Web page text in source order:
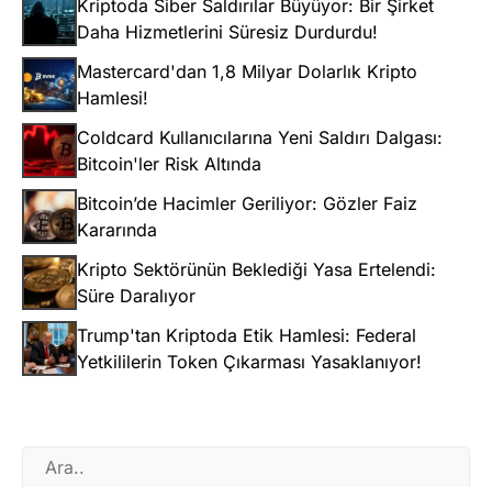
Kriptoda Siber Saldırılar Büyüyor: Bir Şirket
Daha Hizmetlerini Süresiz Durdurdu!
Mastercard'dan 1,8 Milyar Dolarlık Kripto
Hamlesi!
Coldcard Kullanıcılarına Yeni Saldırı Dalgası:
Bitcoin'ler Risk Altında
Bitcoin’de Hacimler Geriliyor: Gözler Faiz
Kararında
Kripto Sektörünün Beklediği Yasa Ertelendi:
Süre Daralıyor
Trump'tan Kriptoda Etik Hamlesi: Federal
Yetkililerin Token Çıkarması Yasaklanıyor!